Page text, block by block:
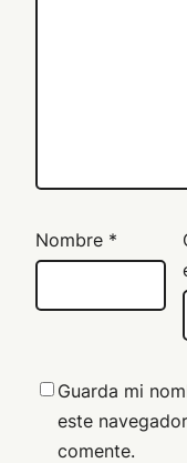
Nombre *
Guarda mi
este
comente.